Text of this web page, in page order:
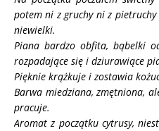
potem ni z gruchy ni z pietruchy
niewielki.
Piana bardzo obfita, bąbelki
rozpadające się i dziurawiące
Pięknie krążkuje i zostawia
Barwa miedziana, zmętniona,
pracuje.
Aromat z początku cytrusy,